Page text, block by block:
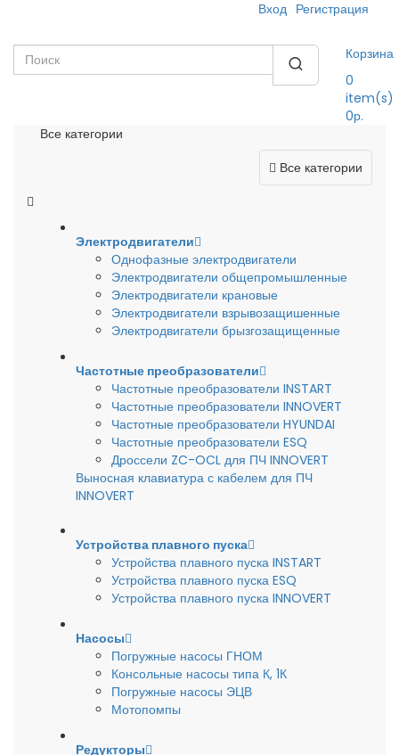
Вход Регистрация
Корзина
0
item(s)
0р.
Все категории
Все категории
Электродвигатели
Однофазные электродвигатели
Электродвигатели общепромышленные
Электродвигатели крановые
Электродвигатели взрывозащишенные
Электродвигатели брызгозащищенные
Частотные преобразователи
Частотные преобразователи INSTART
Частотные преобразователи INNOVERT
Частотные преобразователи HYUNDAI
Частотные преобразователи ESQ
Дроссели ZC-OCL для ПЧ INNOVERT
Выносная клавиатура с кабелем для ПЧ
INNOVERT
Устройства плавного пуска
Устройства плавного пуска INSTART
Устройства плавного пуска ESQ
Устройства плавного пуска INNOVERT
Насосы
Погружные насосы ГНОМ
Консольные насосы типа К, 1К
Погружные насосы ЭЦВ
Мотопомпы
Редукторы